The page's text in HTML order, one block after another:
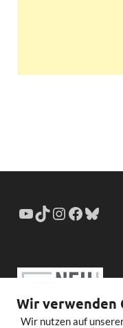
Wir verwenden
Wir nutzen auf